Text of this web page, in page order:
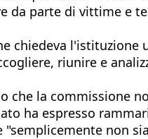
da parte di vittime e
chiedeva l'istituzione
riunire e
che la commissione
ha espresso
non